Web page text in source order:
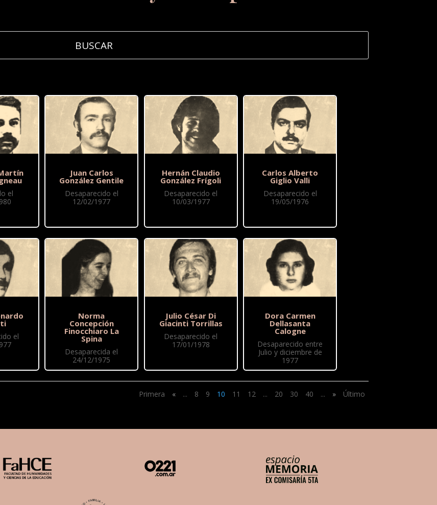
el
el
Juan Carlos
González Gentile
Desaparecido el
12/02/1977
Norma
Concepción
Finocchiaro La
Spina
Desaparecida el
24/12/1975
Hernán Claudio
González Frígoli
Desaparecido el
10/03/1977
Julio César Di
Giacinti Torrillas
Desaparecido el
17/01/1978
Carlos Alberto
Giglio Valli
Desaparecido el
19/05/1976
Dora Carmen
Dellasanta
Calogne
Desaparecido entre
Julio y diciembre de
1977
Primera « ... 8 9 10 11 12 ... 20 30 40 ... » Último